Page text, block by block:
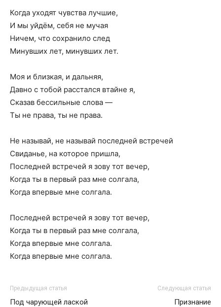
Когда уходят чувства лучшие,
И мы уйдём, себя не мучая
Ничем, что сохранило след
Минувших лет, минувших лет.
Моя и близкая, и дальняя,
Давно с тобой расстался втайне я,
Сказав бессильные слова —
Ты не права, ты не права.
Не называй, не называй последней встречей
Свиданье, на которое пришла,
Последней встречей я зову тот вечер,
Когда ты в первый раз мне солгала,
Когда впервые мне солгала.
Последней встречей я зову тот вечер,
Когда ты в первый раз мне солгала,
Когда впервые мне солгала.
Когда впервые мне солгала.
Предыдущая статья
Под чарующей лаской
Следующая статья
Признание